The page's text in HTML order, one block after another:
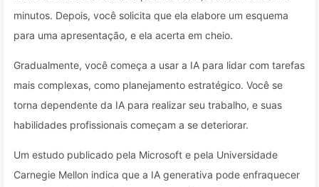
minutos. Depois, você solicita que ela elabore um esquema
para uma apresentação, e ela acerta em cheio.
Gradualmente, você começa a usar a IA para lidar com tarefas
mais complexas, como planejamento estratégico. Você se
torna dependente da IA para realizar seu trabalho, e suas
habilidades profissionais começam a se deteriorar.
Um estudo publicado pela Microsoft e pela Universidade
Carnegie Mellon indica que a IA generativa pode enfraquecer